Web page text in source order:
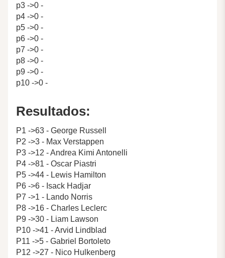
p3 ->0 -
p4 ->0 -
p5 ->0 -
p6 ->0 -
p7 ->0 -
p8 ->0 -
p9 ->0 -
p10 ->0 -
Resultados:
P1 ->63 - George Russell
P2 ->3 - Max Verstappen
P3 ->12 - Andrea Kimi Antonelli
P4 ->81 - Oscar Piastri
P5 ->44 - Lewis Hamilton
P6 ->6 - Isack Hadjar
P7 ->1 - Lando Norris
P8 ->16 - Charles Leclerc
P9 ->30 - Liam Lawson
P10 ->41 - Arvid Lindblad
P11 ->5 - Gabriel Bortoleto
P12 ->27 - Nico Hulkenberg